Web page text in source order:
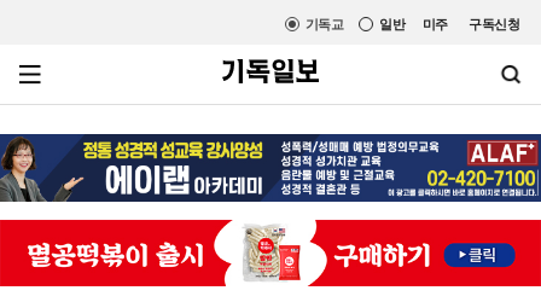
미주 구독신청
일반
기독교